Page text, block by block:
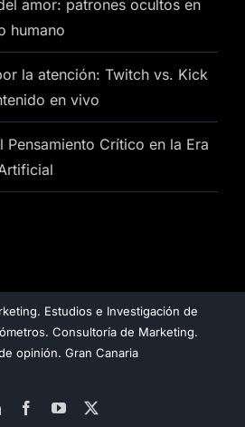
amor: patrones ocultos en
humano
la atención: Twitch vs. Kick
en vivo
Pensamiento Crítico en la Era
Estudios e Investigación de
Consultoría de Marketing.
opinión. Gran Canaria
LinkedInFacebookYouTube